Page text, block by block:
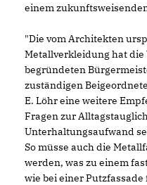
einem
"Die vom Architekten
Metallverkleidung hat
begründeten
zuständigen
E. Löhr eine weitere
Fragen zur
Unterhaltungsaufwand
So müsse auch die
werden, was zu einem
wie bei einer